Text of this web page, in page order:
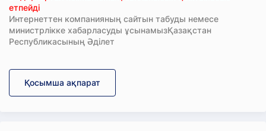
етпейді
Интернеттен компанияның сайтын табуды немесе
министрлікке хабарласуды ұсынамызҚазақстан
Республикасының Әділет
Қосымша ақпарат